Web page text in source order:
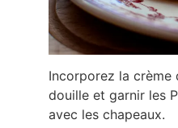
Incorporez la crème
douille et garnir les
avec les chapeaux.